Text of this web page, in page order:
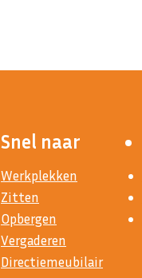
Snel naar
Werkplekken
Zitten
Opbergen
Vergaderen
Directiemeubilair